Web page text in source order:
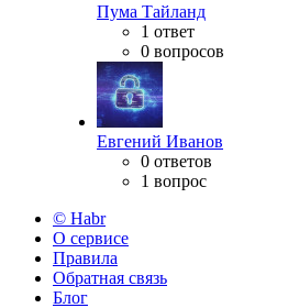
Пума Тайланд
1 ответ
0 вопросов
Евгений Иванов
0 ответов
1 вопрос
© Habr
О сервисе
Правила
Обратная связь
Блог